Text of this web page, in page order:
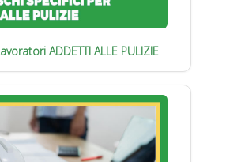
ADDETTI ALLE PULIZIE